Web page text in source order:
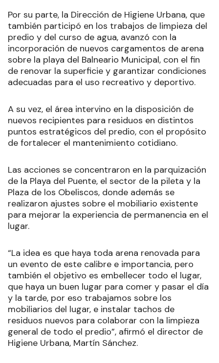
Por su parte, la Dirección de Higiene Urbana, que
también participó en los trabajos de limpieza del
predio y del curso de agua, avanzó con la
incorporación de nuevos cargamentos de arena
sobre la playa del Balneario Municipal, con el fin
de renovar la superficie y garantizar condiciones
adecuadas para el uso recreativo y deportivo.
A su vez, el área intervino en la disposición de
nuevos recipientes para residuos en distintos
puntos estratégicos del predio, con el propósito
de fortalecer el mantenimiento cotidiano.
Las acciones se concentraron en la parquización
de la Playa del Puente, el sector de la pileta y la
Plaza de los Obeliscos, donde además se
realizaron ajustes sobre el mobiliario existente
para mejorar la experiencia de permanencia en el
lugar.
“La idea es que haya toda arena renovada para
un evento de este calibre e importancia, pero
también el objetivo es embellecer todo el lugar,
que haya un buen lugar para comer y pasar el día
y la tarde, por eso trabajamos sobre los
mobiliarios del lugar, e instalar tachos de
residuos nuevos para colaborar con la limpieza
general de todo el predio”, afirmó el director de
Higiene Urbana, Martín Sánchez.